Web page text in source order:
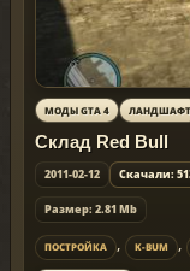
МОДЫ GTA 4 ЛАНДШАФТ
Склад Red Bull
2011-02-12 Скачали:
Размер: 2.81 Mb
ПОСТРОЙКА , K-BUM ,